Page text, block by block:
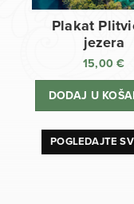
Plakat
jezera
15,00€
DODAJ U
POGLEDAJTE